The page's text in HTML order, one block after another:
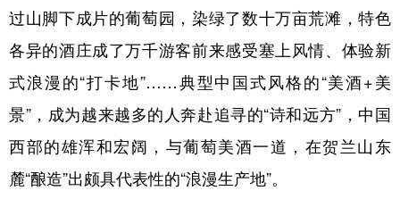
地方频道
北京 河北 山西
浙江 安徽 福建
过山脚下成片的葡萄园，染绿了数十万亩荒滩，特色
各异的酒庄成了万千游客前来感受塞上风情、体验新
式浪漫的“打卡地”……典型中国式风格的“美酒+美
景”，成为越来越多的人奔赴追寻的“诗和远方”，中国
西部的雄浑和宏阔，与葡萄美酒一道，在贺兰山东
麓“酿造”出颇具代表性的“浪漫生产地”。